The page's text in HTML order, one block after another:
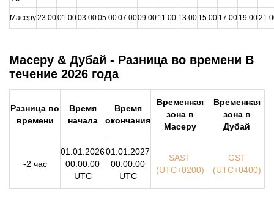
Масеру23:0001:0003:0005:0007:0009:00 11:00 13:00 15:00 17:00 19:00
Масеру & Дубай - Разница во времени В
течение 2026 года
Разница во
времени
Время
начала
Время
окончания
Временная
зона в
Масеру
Временная
зона в
Дубай
-2 час
01.01.2026
00:00:00
UTC
01.01.2027
00:00:00
UTC
SAST
(UTC+0200)
GST
(UTC+0400)